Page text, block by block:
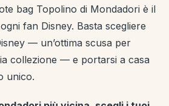
bag Topolino di Mondadori è il
fan Disney. Basta scegliere
— un’ottima scusa per
collezione — e portarsi a casa
unico.